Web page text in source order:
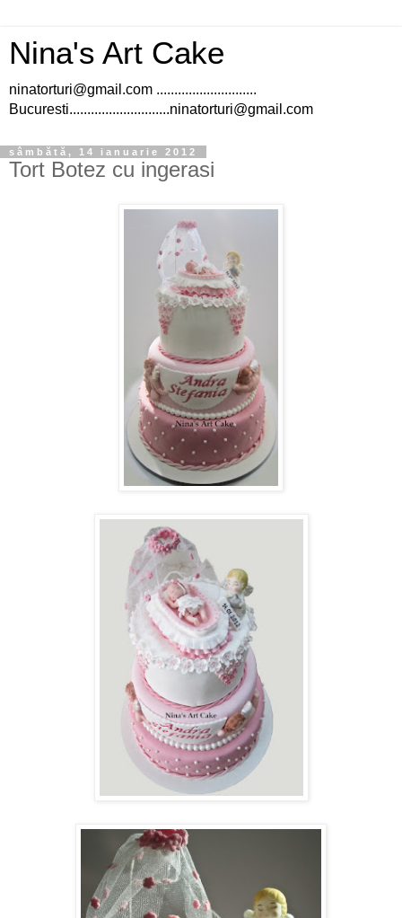
Nina's Art Cake
ninatorturi@gmail.com ............................
Bucuresti............................ninatorturi@gmail.com
sâmbătă, 14 ianuarie 2012
Tort Botez cu ingerasi